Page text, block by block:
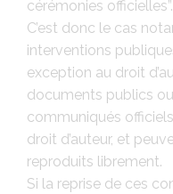
cérémonies officielles”.
C’est donc le cas
interventions
exception au droit
documents publics
communiqués
droit d’auteur, et
reproduits librement.
Si la reprise de ces